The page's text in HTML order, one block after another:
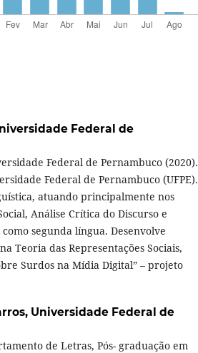
Federal de
Federal de Pernambuco (2020).
Federal de Pernambuco (UFPE).
atuando principalmente nos
Análise Crítica do Discurso e
segunda língua. Desenvolve
Teoria das Representações Sociais,
Surdos na Mídia Digital” – projeto
Universidade Federal de
de Letras, Pós- graduação em